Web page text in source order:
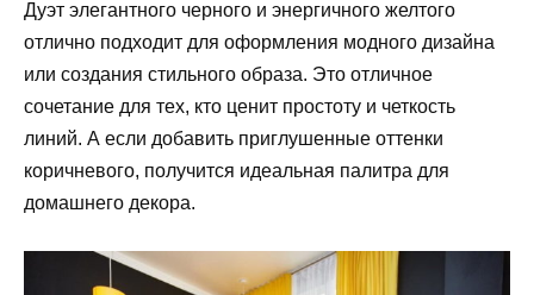
Дуэт элегантного черного и энергичного желтого
отлично подходит для оформления модного дизайна
или создания стильного образа. Это отличное
сочетание для тех, кто ценит простоту и четкость
линий. А если добавить приглушенные оттенки
коричневого, получится идеальная палитра для
домашнего декора.